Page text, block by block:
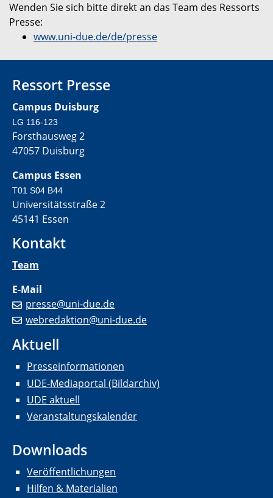
Wenden Sie sich bitte direkt an das Team des Ressorts
Presse:
www.uni-due.de/de/presse
Ressort Presse
Campus Duisburg
LG 116-123
Forsthausweg 2
47057 Duisburg
Campus Essen
T01 S04 B44
Universitätsstraße 2
45141 Essen
Kontakt
Team
E-Mail
presse@uni-due.de
webredaktion@uni-due.de
Aktuell
Presseinformationen
UDE-Mediaportal (Bildarchiv)
UDE aktuell
Veranstaltungskalender
Downloads
Veröffentlichungen
Hilfen & Materialien